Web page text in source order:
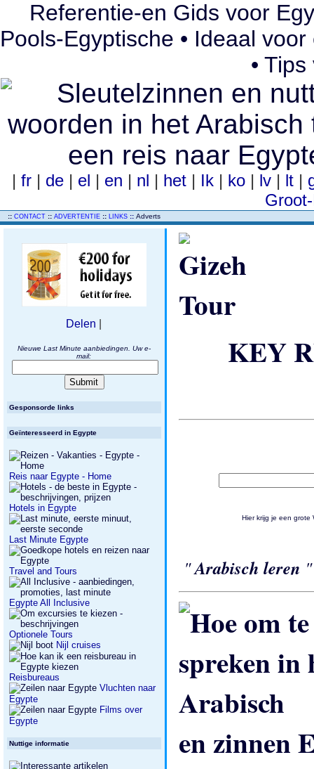
Referentie-en Gids voor
Pools-Egyptische • Ideaal
•
|fr | de | el | en | nl | het | Ik | ko | lv | lt |
:: CONTACT :: ADVERTENTIE :: LINKS :: Adverts
Delen
Nieuwe Last Minute aanbiedingen. Uw e-
mail:
Gesponsorde links
Geïnteresseerd in Egypte
Reis naar Egypte - Home
Hotels in Egypte
Last Minute Egypte
Travel and Tours
Egypte All Inclusive
Optionele Tours
Nijl cruises
Reisbureaus
Vluchten naar
Egypte
Films over
Egypte
Nuttige informatie
KEY
Hier krijg je een grote
"Arabisch leren
en zinnen